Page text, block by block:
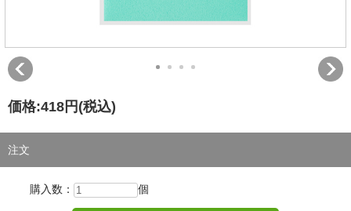
価格:418円 (税込)
注文
購入数： 個